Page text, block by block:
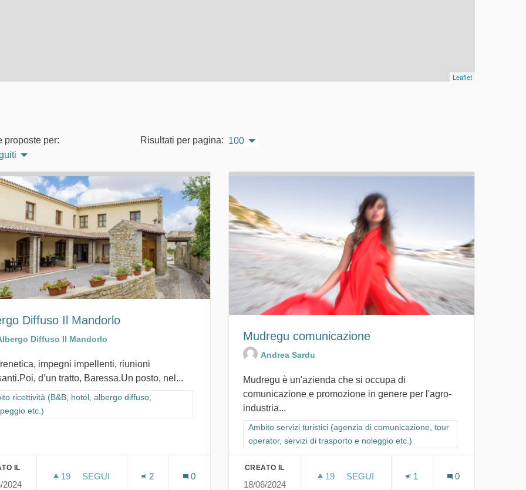
Leaflet
proposte per:
Risultati per pagina: 100
Diffuso Il Mandorlo
Diffuso Il Mandorlo
impegni impellenti, riunioni
d’un tratto, Baressa.Un posto, nel...
i risultati per categoria: Ambito ricettività (B&B, hotel, albergo diffuso, campeggio etc.)
ricettività (B&B, hotel, albergo diffuso,
etc.)
IL
2024
19 19 SOSTENITORI
SEGUI
2 0
Mudregu comunicazione
Andrea Sardu
Mudregu è un'azienda che si occupa di
comunicazione e promozione in genere per l'agro-
industria...
Filtra i risultati per categoria: Ambito servizi turistici (agenzia di
Ambito servizi turistici (agenzia di comunicazione, tour
operator, servizi di trasporto e noleggio etc.)
CREATO IL
18/06/2024
19 19 SOSTENITORI
SEGUI
1 0